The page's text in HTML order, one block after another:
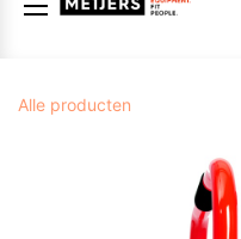
Alle producten